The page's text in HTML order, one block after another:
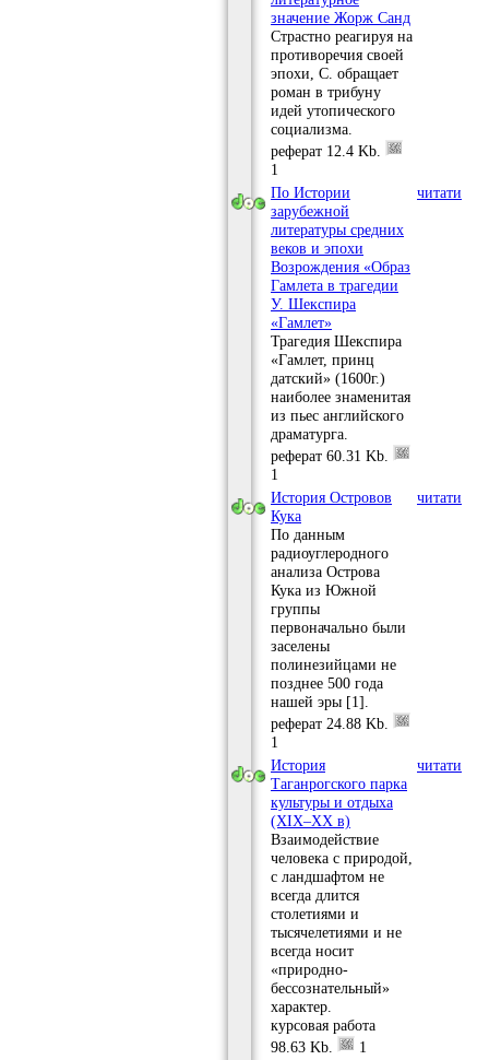
значение Жорж Санд
Страстно реагируя на
противоречия своей
эпохи, С. обращает
роман в трибуну
идей утопического
социализма.
реферат 12.4 Kb.
1
По Истории
зарубежной
литературы средних
веков и эпохи
Возрождения «Образ
Гамлета в трагедии
У. Шекспира
«Гамлет»
Трагедия Шекспира
«Гамлет, принц
датский» (1600г.)
наи­более знаменитая
из пьес английского
драматурга.
реферат 60.31 Kb.
1
читати
История Островов
Кука
По данным
радиоуглеродного
анализа Острова
Кука из Южной
группы
первоначально были
заселены
полинезийцами не
позднее 500 года
нашей эры [1].
реферат 24.88 Kb.
1
читати
История
Таганрогского парка
культуры и отдыха
(XIX–XX в)
Взаимодействие
человека с природой,
с ландшафтом не
всегда длится
столетиями и
тысячелетиями и не
всегда носит
«природно-
бессознательный»
характер.
курсовая работа
98.63 Kb.
1
читати